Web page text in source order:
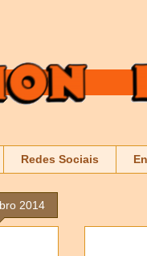
Redes Sociais
2014